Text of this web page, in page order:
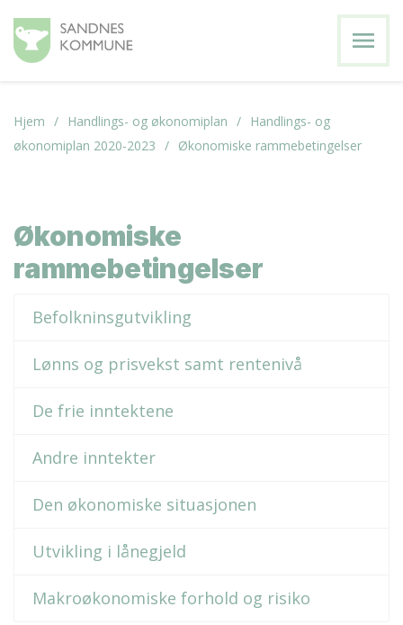
menu
Hjem Handlings- og økonomiplan
Handlings- og
økonomiplan 2020-2023
Økonomiske rammebetingelser
Økonomiske
rammebetingelser
Befolkninsgutvikling
Lønns og prisvekst samt rentenivå
De frie inntektene
Andre inntekter
Den økonomiske situasjonen
Utvikling i lånegjeld
Makroøkonomiske forhold og risiko